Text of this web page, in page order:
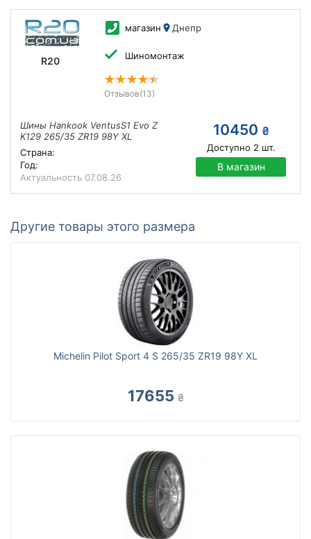
R20
магазин Днепр
Шиномонтаж
Отзывов(13)
Шины Hankook VentusS1 Evo Z
K129 265/35 ZR19 98Y XL
Страна:
Год:
Актуальность 07.08.26
10450 ₴
Доступно 2 шт.
В магазин
Другие товары этого размера
Michelin Pilot Sport 4 S 265/35 ZR19 98Y XL
17655 ₴